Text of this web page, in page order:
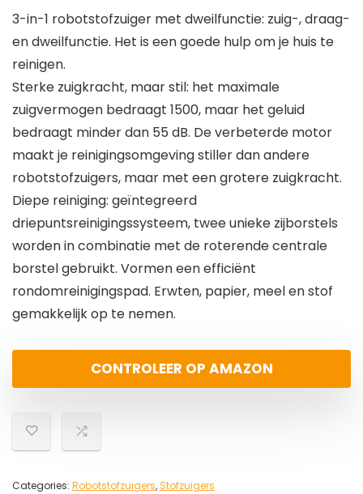
3-in-1 robotstofzuiger met dweilfunctie: zuig-, draag-
en dweilfunctie. Het is een goede hulp om je huis te
reinigen.
Sterke zuigkracht, maar stil: het maximale
zuigvermogen bedraagt 1500, maar het geluid
bedraagt minder dan 55 dB. De verbeterde motor
maakt je reinigingsomgeving stiller dan andere
robotstofzuigers, maar met een grotere zuigkracht.
Diepe reiniging: geïntegreerd
driepuntsreinigingssysteem, twee unieke zijborstels
worden in combinatie met de roterende centrale
borstel gebruikt. Vormen een efficiënt
rondomreinigingspad. Erwten, papier, meel en stof
gemakkelijk op te nemen.
CONTROLEER OP AMAZON
Categories: Robotstofzuigers, Stofzuigers